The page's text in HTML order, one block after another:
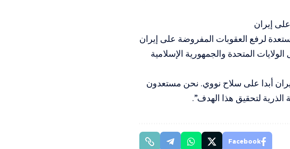
على إيران
مستعدة لرفع العقوبات المفروضة على إيران
المتحدة والجمهورية الإسلامية
أبدا على سلاح نووي. نحن ‌مستعدون
الذرية لتحقيق هذا الهدف”.
Facebook